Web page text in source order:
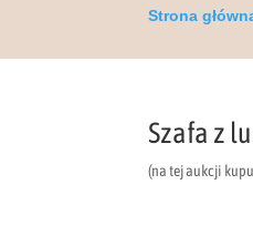
Strona
Szafa z
(na tej aukcji